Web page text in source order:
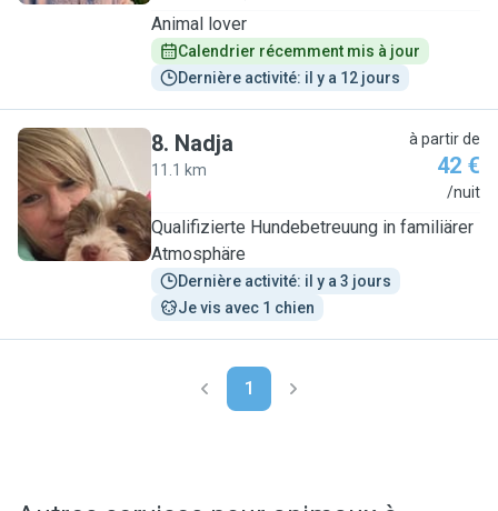
Animal lover
Calendrier récemment mis à jour
Dernière activité: il y a 12 jours
N
8. Nadja
11.1 km
à partir de
42 €
/nuit
Qualifizierte Hundebetreuung in familiärer
Atmosphäre
Dernière activité: il y a 3 jours
Je vis avec 1 chien
1